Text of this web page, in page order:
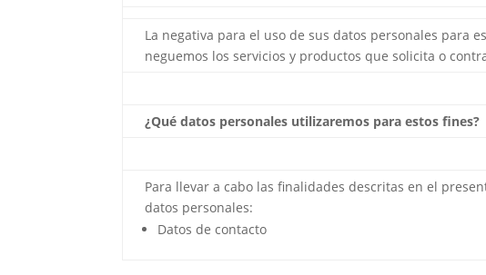
La negativa para el uso de sus datos personales para
neguemos los servicios y productos que solicita o
¿Qué datos personales utilizaremos para estos fines?
Para llevar a cabo las finalidades descritas en el
datos personales:
Datos de contacto